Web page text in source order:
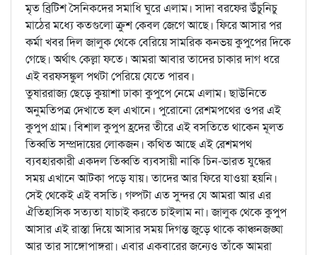
মৃত ব্রিটিশ সৈনিকদের সমাধি ঘুরে এলাম। সাদা বরফের উঁচুনিচু
মাঠের মধ্যে কতগুলো ক্রুশ কেবল জেগে আছে। ফিরে আসার পর
কর্মা খবর দিল জালুক থেকে বেরিয়ে সামরিক কনভয় কুপুপের দিকে
গেছে। অর্থাৎ কেল্লা ফতে। আমরা আবার তাদের চাকার দাগ ধরে
এই বরফসঙ্কুল পথটা পেরিয়ে যেতে পারব।
তুষাররাজ্য ছেড়ে কুয়াশা ঢাকা কুপুপে নেমে এলাম। ছাউনিতে
অনুমতিপত্র দেখাতে হল এখানে। পুরোনো রেশমপথের ওপর এই
কুপুপ গ্রাম। বিশাল কুপুপ হ্রদের তীরে এই বসতিতে থাকেন মূলত
তিব্বতি সম্প্রদায়ের লোকজন। কথিত আছে এই রেশমপথ
ব্যবহারকারী একদল তিব্বতি ব্যবসায়ী নাকি চিন-ভারত যুদ্ধের
সময় এখানে আটকা পড়ে যায়। তাদের আর ফিরে যাওয়া হয়নি।
সেই থেকেই এই বসতি। গল্পটা এত সুন্দর যে আমরা আর এর
ঐতিহাসিক সত্যতা যাচাই করতে চাইলাম না। জালুক থেকে কুপুপ
আসার এই রাস্তা দিয়ে আসার সময় দিগন্ত জুড়ে থাকে কাঞ্চনজঙ্ঘা
আর তার সাঙ্গোপাঙ্গরা। এবার একবারের জন্যেও তাঁকে আমরা